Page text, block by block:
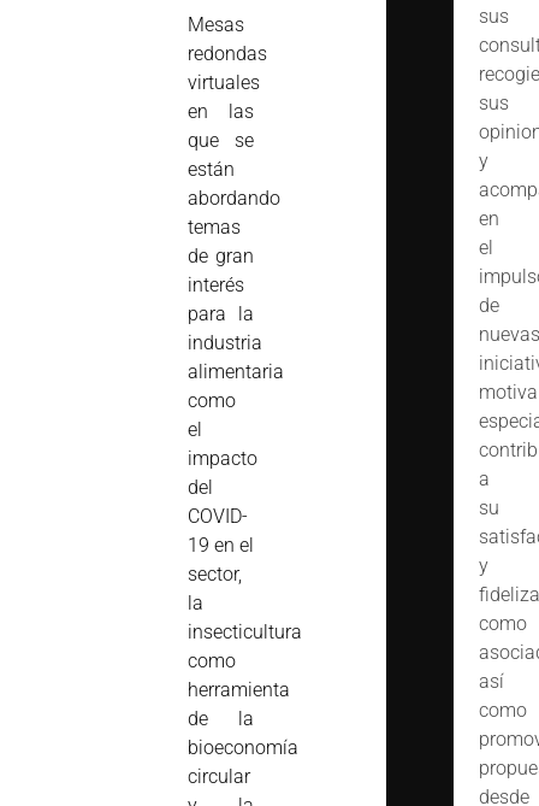
Mesas
redondas
virtuales
en las
que se
están
abordando
temas
de gran
interés
para la
industria
alimentaria
como
el
impacto
del
COVID-
19 en el
sector,
la
insecticultura
como
herramienta
de la
bioeconomía
circular
sus
sus
y
en
el
de
nuevas
motiva
a
su
y
como
así
como
desde